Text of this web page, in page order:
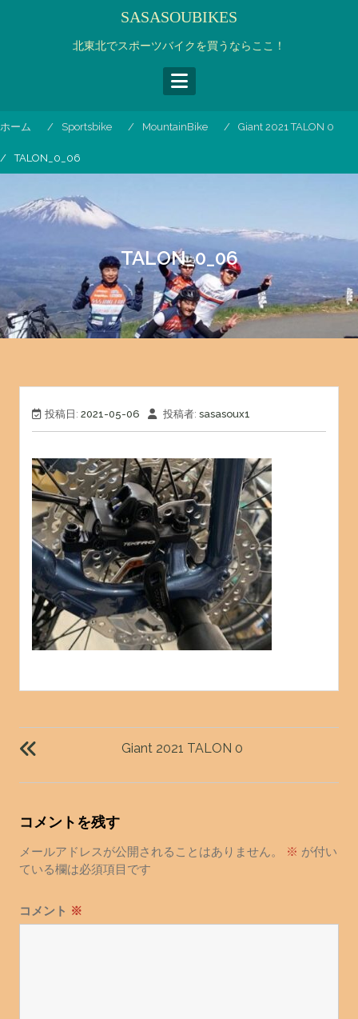
キ
プ
SASASOUBIKES
北東北でスポーツバイクを買うならここ！
ホーム Sportsbike MountainBike Giant 2021 TALON 0
TALON_0_06
TALON_0_06
投稿日: 2021-05-06 投稿者: sasasoux1
投
稿
ビ
ー
シ
ョ
Giant 2021 TALON 0
コメントを残す
メールアドレスが公開されることはありません。 ※ が付い
ている欄は必須項目です
コメント ※